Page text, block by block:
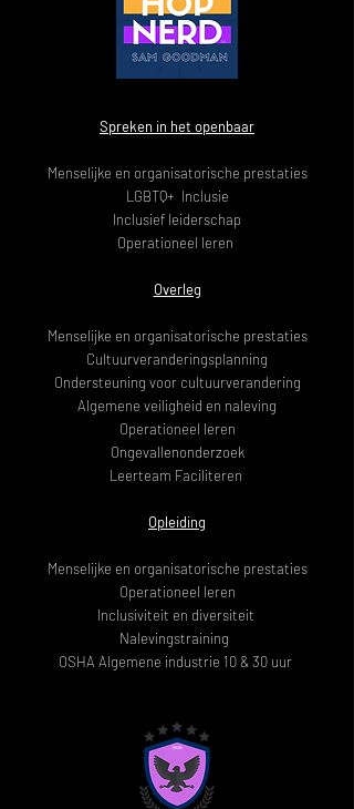
Spreken in het openbaar
Menselijke en organisatorische prestaties
LGBTQ+ Inclusie
Inclusief leiderschap
Operationeel leren
Overleg
Menselijke en organisatorische prestaties
Cultuurveranderingsplanning
Ondersteuning voor cultuurverandering
Algemene veiligheid en naleving
Operationeel leren
Ongevallenonderzoek
Leerteam Faciliteren
Opleiding
Menselijke en organisatorische prestaties
Operationeel leren
Inclusiviteit en diversiteit
Nalevingstraining
OSHA Algemene industrie 10 & 30 uur